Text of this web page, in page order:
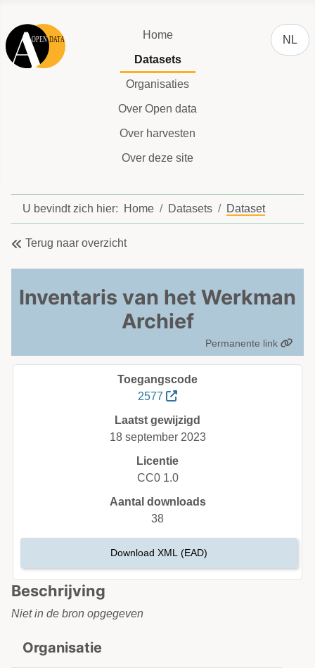
Home
Datasets
Organisaties
Over Open data
Over harvesten
Over deze site
NL
U bevindt zich hier: Home Datasets Dataset
Terug naar overzicht
Inventaris van het Werkman
Archief
Permanente link
Beschrijving
Niet in de bron opgegeven
Organisatie
Toegangscode
2577
Laatst gewijzigd
18 september 2023
Licentie
CC0 1.0
Aantal downloads
38
Download XML (EAD)